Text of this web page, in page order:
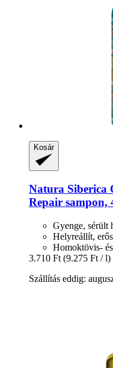
Kosár
Natura Siberica
Repair sampon,
Gyenge, sérült
Helyreállít,
Homoktövis-
3.710 Ft (9.275 Ft / l)
Szállítás eddig: